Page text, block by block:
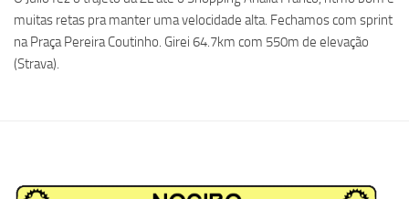
muitas retas pra manter uma velocidade alta. Fechamos com sprint
na Praça Pereira Coutinho. Girei 64.7km com 550m de elevação
(Strava).